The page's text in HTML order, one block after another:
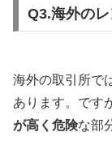
Q3.海外の
海外の取引所で
あります。です
が高く危険な部